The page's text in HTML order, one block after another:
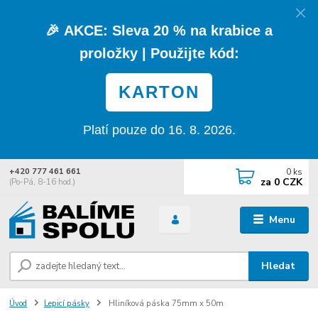
🎉 AKCE: Sleva 20 % na krabice a
proložky| Použijte kód:
KARTON
Platí pouze do 16. 8. 2026.
Menu
Hledat
+420 777 461 661
(Po-Pá, 8-16 hod.)
0 ks
za 0 CZK
Úvod Lepicí pásky Hliníková páska 75mm x 50m